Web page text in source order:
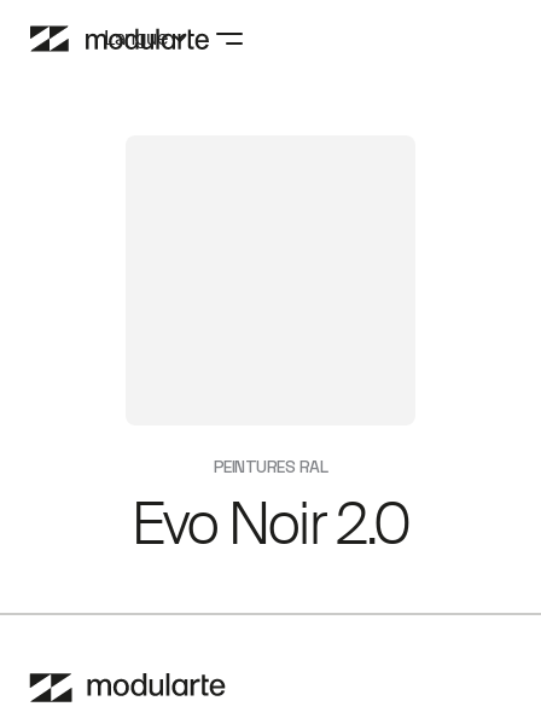
Langue
PEINTURES RAL
Evo Noir 2.0